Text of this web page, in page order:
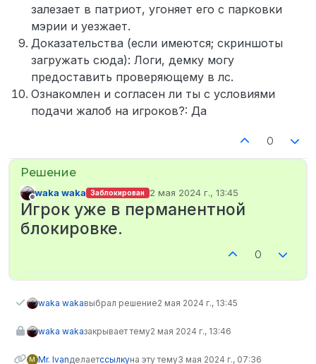
залезает в патриот, угоняет его с парковки
мэрии и уезжает.
Доказательства (если имеются; скриншоты
загружать сюда): Логи, демку могу
предоставить проверяющему в лс.
Ознакомлен и согласен ли ты с условиями
подачи жалоб на игроков?: Да
0
Не в сети
waka waka Заблокирован 2 мая 2024 г., 13:45
отредактировано
Игрок уже в перманентной
блокировке.
0
waka wakaвыбрал решение2 мая 2024 г., 13:45
waka wakaзакрывает тему2 мая 2024 г., 13:46
M Mr. Ivanделаетссылкуна эту тему3 мая 2024 г., 07:36